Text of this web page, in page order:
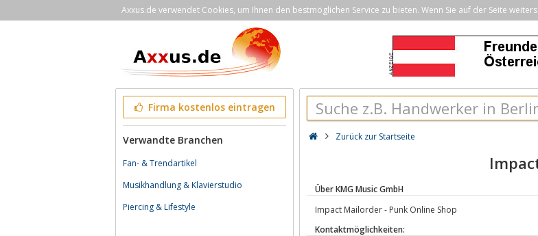
Axxus.de verwendet Cookies, um Ihnen den bestmöglichen Service zu bieten. Wenn Sie auf der Seite
Firma kostenlos eintragen
Verwandte Branchen
Fan- & Trendartikel
Musikhandlung & Klavierstudio
Piercing & Lifestyle
Zurück zur Startseite
Über KMG Music GmbH
Impact Mailorder - Punk Online Shop
Kontaktmöglichkeiten: